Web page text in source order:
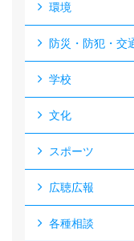
環境
防災・防犯・交
学校
文化
スポーツ
広聴広報
各種相談